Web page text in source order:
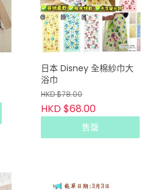
日本 Disney 全棉紗巾大
浴巾
HKD $78.00
HKD $68.00
售罄